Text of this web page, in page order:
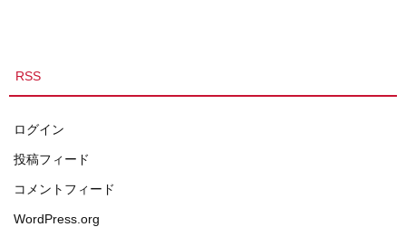
RSS
ログイン
投稿フィード
コメントフィード
WordPress.org